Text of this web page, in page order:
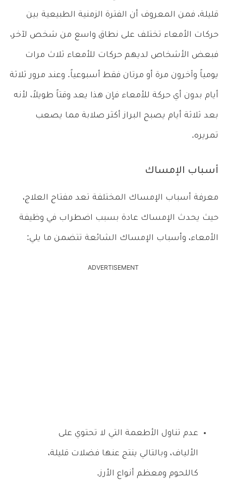
قليلة، فمن المعروف أن الفترة الزمنية الطبيعية بين
حركات الأمعاء تختلف على نطاق واسع من شخص لآخر،
فبعض الأشخاص لديهم حركات للأمعاء ثلاث مرات
يومياً وآخرون مرة أو مرتان فقط أسبوعياً. وعند مرور ثلاثة
أيام بدون أي حركة للأمعاء فإن هذا يعد وقتاً طويلاً، لأنه
بعد ثلاثة أيام يصبح البراز أكثر صلابة مما يصعب
تمريره.
أسباب الإمساك
معرفة أسباب الإمساك المختلفة تعد مفتاح العلاج،
حيث يحدث الإمساك عادة بسبب اضطراب في وظيفة
الأمعاء، وأسباب الإمساك الشائعة تتضمن ما يلي:
ADVERTISEMENT
عدم تناول الأطعمة التي لا تحتوي على
الألياف، وبالتالي ينتج عنها فضلات قليلة،
كاللحوم ومعظم أنواع الأرز.